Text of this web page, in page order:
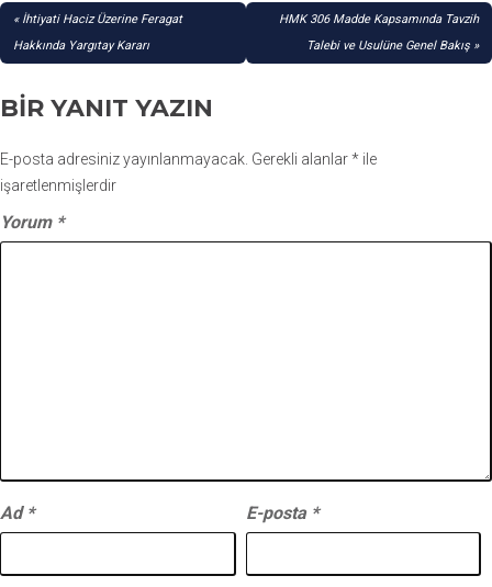
YAZI
GEZINMESI
İhtiyati Haciz Üzerine Feragat
Hakkında Yargıtay Kararı
HMK 306 Madde Kapsamında Tavzih
Talebi ve Usulüne Genel Bakış
BIR YANIT YAZIN
E-posta adresiniz yayınlanmayacak. Gerekli alanlar* ile
işaretlenmişlerdir
Yorum *
Ad * E-posta *